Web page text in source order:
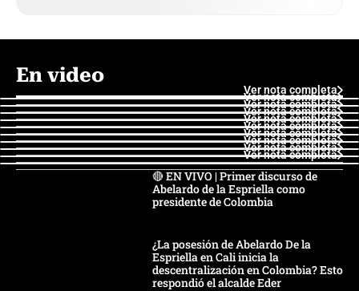
En video
Ver nota completa
Ver nota completa
Ver nota completa
Ver nota completa
Ver nota completa
Ver nota completa
Ver nota completa
Ver nota completa
Ver nota completa
Ver nota completa
🔴 EN VIVO | Primer discurso de
Abelardo de la Espriella como
presidente de Colombia
¿La posesión de Abelardo De la
Espriella en Cali inicia la
descentralización en Colombia? Esto
respondió el alcalde Eder